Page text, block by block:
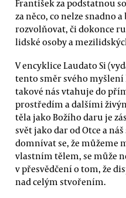
František za podstatnou
za něco, co nelze snadno
rozvolňovat, či dokonce
lidské osoby a
V encyklice Laudato Si
tento směr svého
takové nás vtahuje do
prostředím a dalšími
těla jako Božího daru je
svět jako dar od Otce a
domnívat se, že můžeme
vlastním tělem, se může
v přesvědčení o tom, že
nad celým stvořením.